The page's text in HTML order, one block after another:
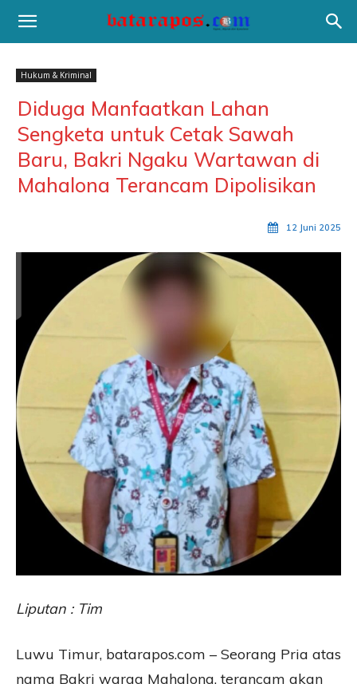
Hukum & Kriminal
Diduga Manfaatkan Lahan
Sengketa untuk Cetak Sawah
Baru, Bakri Ngaku Wartawan di
Mahalona Terancam Dipolisikan
12 Juni 2025
Liputan : Tim
Luwu Timur, batarapos.com – Seorang Pria atas
nama Bakri warga Mahalona, terancam akan